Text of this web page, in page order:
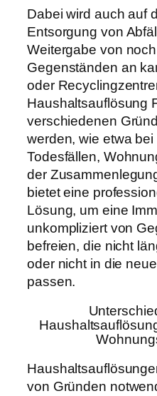
Dabei wird auch auf
Entsorgung von
Weitergabe von
Gegenständen an
oder
Haushaltsauflösung
verschiedenen
werden, wie etwa
Todesfällen,
der
bietet eine
Lösung, um eine
unkompliziert von
befreien, die nicht
oder nicht in die
passen.
von Gründen